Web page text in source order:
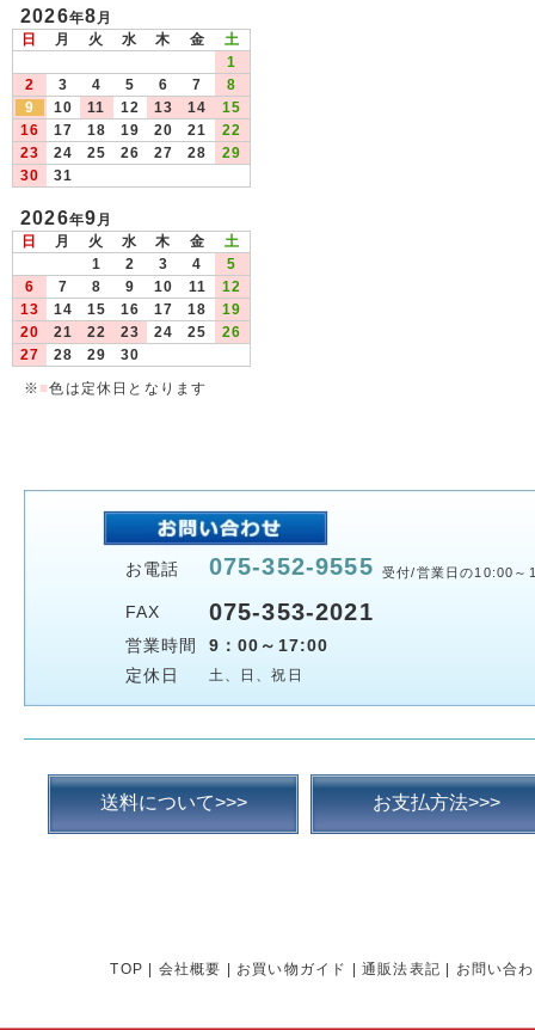
2026年8月
日
月 火 水 木 金
土
1
2
3 4 5 6 7
8
9
10 11 12 13 14
15
16
17 18 19 20 21
22
23
24 25 26 27 28
29
30
31
2026年9月
日
月 火 水 木 金
土
1
2 3 4
5
6
7 8 9 10 11
12
13
14 15 16 17 18
19
20
21 22 23 24 25
26
27
28 29
30
※ ■色は定休日となります
お電話 075-352-9555 受付/営業日の10:00～
FAX 075-353-2021
営業時間
9：00～17:00
定休日
土、日、祝日
送料について>>> お支払方法>>>
TOP 会社概要 お買い物ガイド 通販法表記 お問い合